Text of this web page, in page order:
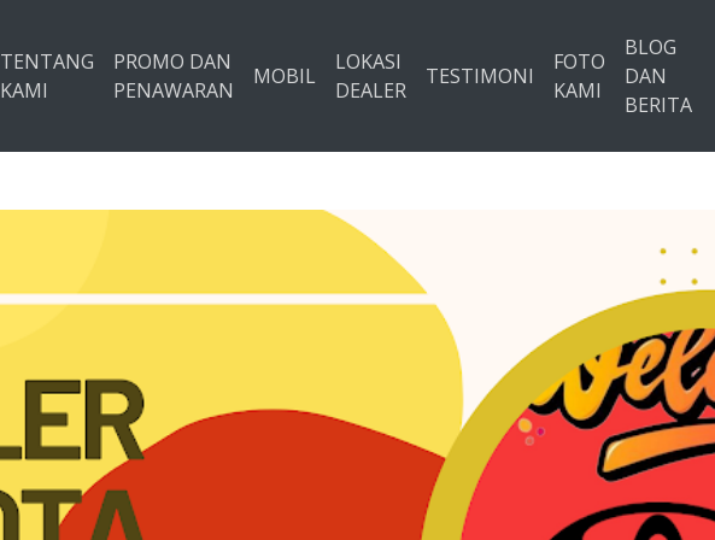
TENTANG
KAMI
PROMO DAN
PENAWARAN
MOBIL
LOKASI
DEALER
TESTIMONI
FOTO
KAMI
BLOG
DAN
BERITA